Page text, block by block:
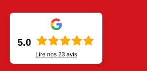
5.0
Lire nos 23avis